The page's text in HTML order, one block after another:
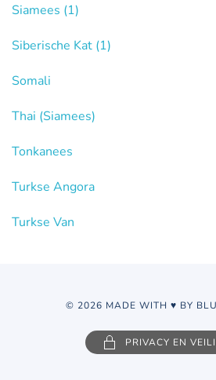
Siamees (1)
Siberische Kat (1)
Somali
Thai (Siamees)
Tonkanees
Turkse Angora
Turkse Van
© 2026 MADE WITH ♥ BY
PRIVACY EN